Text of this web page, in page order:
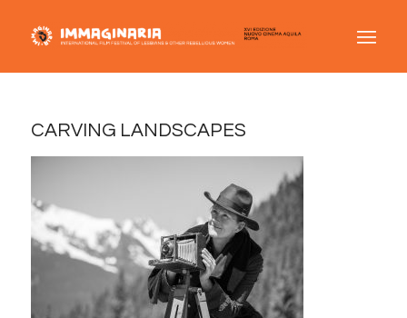
CARVING LANDSCAPES